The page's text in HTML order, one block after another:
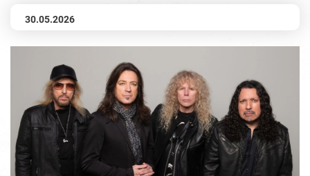
30.05.2026